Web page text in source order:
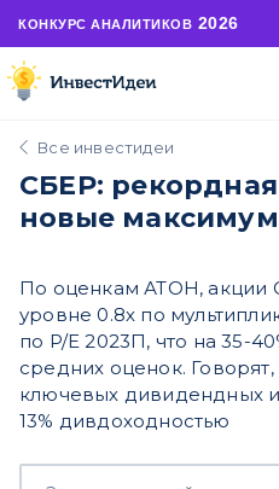
КОНКУРС АНАЛИТИКОВ 2026
Все инвестидеи
СБЕР:
новые
По оценкам АТОН, акции
уровне 0.8х по
по P/E 2023П, что на 35-
средних оценок.
ключевых дивидендных
13% дивдоходностью